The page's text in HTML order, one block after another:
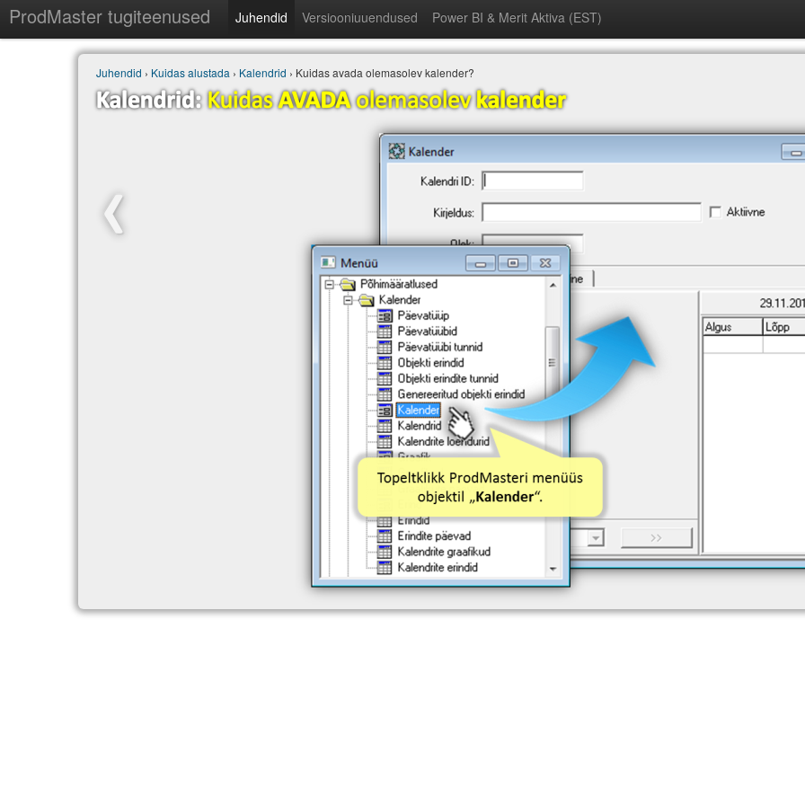
ProdMaster tugiteenused Juhendid Versiooniuuendused Power BI & Merit Aktiva (EST)
Juhendid › Kuidas alustada › Kalendrid › Kuidas avada olemasolev kalender?